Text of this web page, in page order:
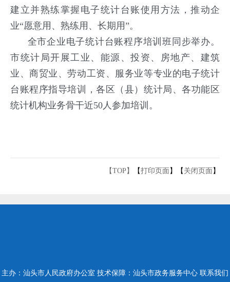
建立并熟练掌握电子统计台账使用方法，推动企
业“愿意用、熟练用、长期用”。
全市企业电子统计台账程序培训班同步举办。
市统计局开展工业、能源、投资、房地产、建筑
业、商贸业、劳动工资、服务业等专业的电子统计
台账程序指导培训，各区（县）统计局、各功能区
统计机构业务骨干近50人参加培训。
【TOP】 【打印页面 】【 关闭页面 】
主办：汕头市人民政府办公室 技术保障：汕头市政务服务中心 联系我们